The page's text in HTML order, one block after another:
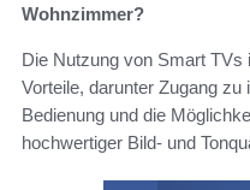
Wohnzimmer?
Die Nutzung von Smart
Vorteile, darunter Zugang
Bedienung und die
hochwertiger Bild- und